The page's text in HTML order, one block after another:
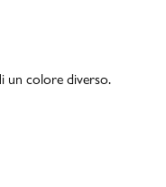
un colore diverso.